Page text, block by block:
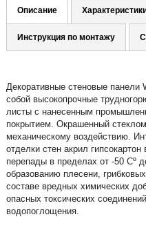
Описание
Инструкция по монтажу
Декоративные стеновые
собой высокопрочные
листы с нанесенным
покрытием. Окрашенный
механическому воздействию.
отделки стен акрил
перепады в пределах от -50 Сº
образованию плесени,
составе вредных химических
опасных токсических
водопоглощения.